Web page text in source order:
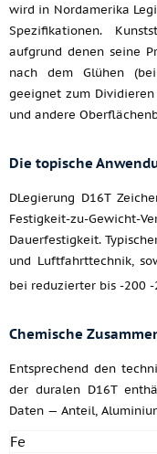
wird in Nordamerika
Spezifikationen.
aufgrund denen seine
nach dem Glühen
geeignet zum
und andere
Die topische
DLegierung D16T
Festigkeit-zu-
Dauerfestigkeit.
und Luftfahrttechnik,
bei reduzierter bis -200
Chemische
Entsprechend den
der duralen D16T
Daten — Anteil,
Fe